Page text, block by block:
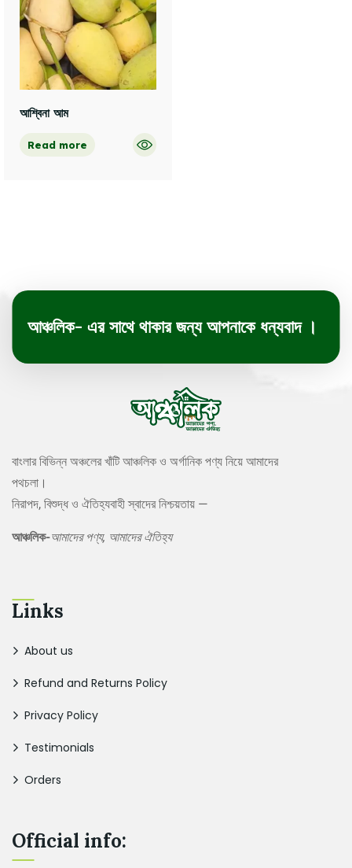
আশ্বিনা আম
Read more
আঞ্চলিক- এর সাথে থাকার জন্য আপনাকে ধন্যবাদ ।
বাংলার বিভিন্ন অঞ্চলের খাঁটি আঞ্চলিক ও অর্গানিক পণ্য নিয়ে আমাদের
পথচলা।
নিরাপদ, বিশুদ্ধ ও ঐতিহ্যবাহী স্বাদের নিশ্চয়তায় —
আঞ্চলিক-আমাদের পণ্য, আমাদের ঐতিহ্য
Links
About us
Refund and Returns Policy
Privacy Policy
Testimonials
Orders
Official info: